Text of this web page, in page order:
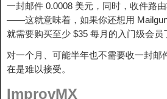
一封邮件 0.0008 美元，同时，收件路
——这就意味着，如果你还想用
就需要购买至少 $35 每月的入门级会员
对一个月、可能半年也不需要收一封邮
在是难以接受。
ImprovMX